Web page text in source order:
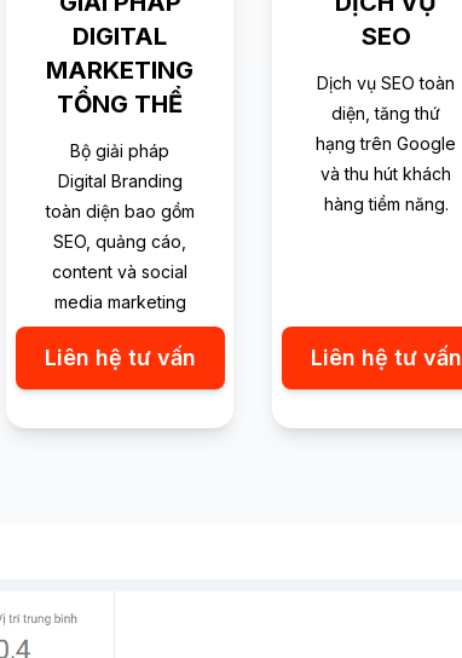
DIGITAL
MARKETING
TỔNG THỂ
Bộ giải pháp
Digital Branding
toàn diện bao gồm
SEO, quảng cáo,
content và social
media marketing
Liên hệ tư vấn
SEO
Dịch vụ SEO toàn
diện, tăng thứ
hạng trên Google
và thu hút khách
hàng tiềm năng.
Liên hệ tư vấn